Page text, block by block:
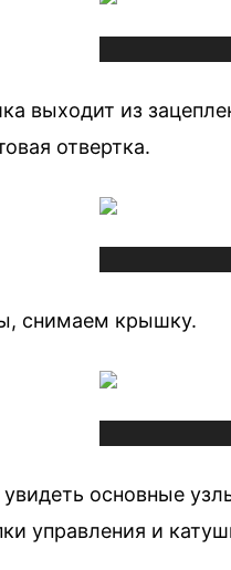
выходит из
отвертка.
снимаем крышку.
основные
управления и